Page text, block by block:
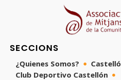
SECCIONS
¿Quienes Somos? Castelló
Club Deportivo Castellón